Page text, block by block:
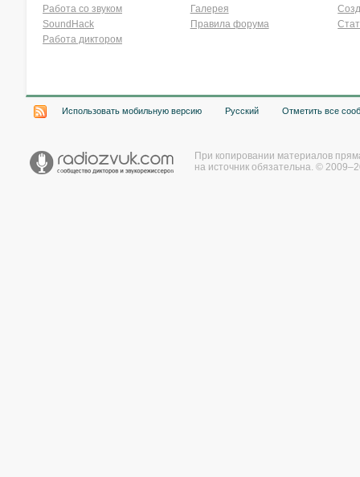
Работа со звуком
SoundHack
Работа диктором
Галерея
Правила форума
Использовать мобильную версию Русский Отметить все
При копировании материалов
на источник обязательна. ©